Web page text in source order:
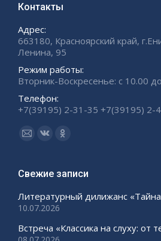
Контакты
Адрес:
663180, Красноярский край,
Ленина, 95
Режим работы:
Вторник-Воскресенье: с 10.00
Телефон:
+7(39195) 2-31-35 +7(39195) 2-
Ищите нас:
Страница
открывается
новом
Страница
открывается
новом
Страница
открывается
новом
Свежие записи
Литературный дилижанс
10.07.2026
Встреча «Классика на слуху: от